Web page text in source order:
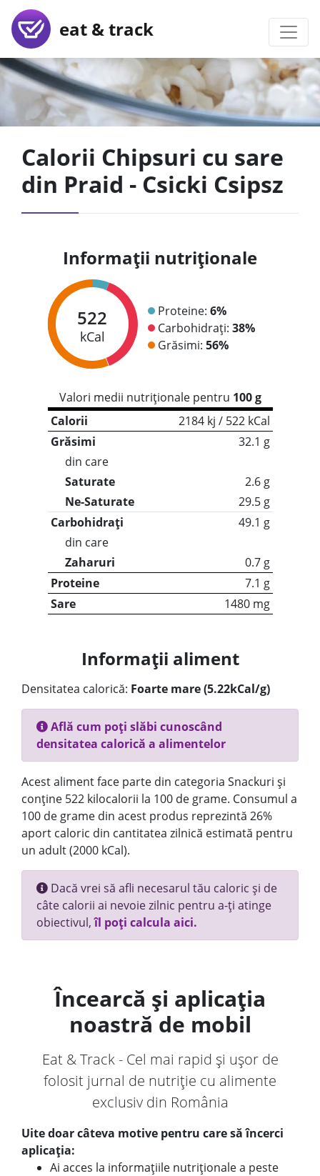
eat & track
Calorii Chipsuri cu sare
din Praid - Csicki Csipsz
Informații nutriționale
522
kCal
Proteine: 6%
Carbohidrați: 38%
Grăsimi: 56%
Valori medii nutriționale pentru 100 g
Calorii
2184 kj / 522 kCal
Grăsimi
32.1 g
din care
Saturate
2.6 g
Ne-Saturate
29.5 g
Carbohidrați
49.1 g
din care
Zaharuri
0.7 g
Proteine
7.1 g
Sare
1480 mg
Informații aliment
Densitatea calorică: Foarte mare (5.22kCal/g)
Află cum poți slăbi cunoscând
densitatea calorică a alimentelor
Acest aliment face parte din categoria Snackuri și
conține 522 kilocalorii la 100 de grame. Consumul a
100 de grame din acest produs reprezintă 26%
aport caloric din cantitatea zilnică estimată pentru
un adult (2000 kCal).
Dacă vrei să afli necesarul tău caloric și de
câte calorii ai nevoie zilnic pentru a-ți atinge
obiectivul,îl poți calcula aici.
Încearcă și aplicația
noastră de mobil
Eat & Track - Cel mai rapid și ușor de
folosit jurnal de nutriție cu alimente
exclusiv din România
Uite doar câteva motive pentru care să încerci
aplicația:
Ai acces la informațiile nutriționale a peste